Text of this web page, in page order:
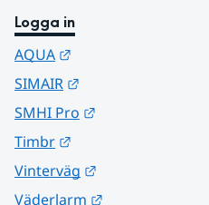
Logga in
AQUA
SIMAIR
SMHI Pro
Timbr
Vinterväg
Väderlarm